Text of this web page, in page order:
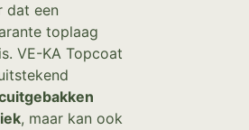
dat een
toplaag
VE-KA Topcoat
, maar kan ook